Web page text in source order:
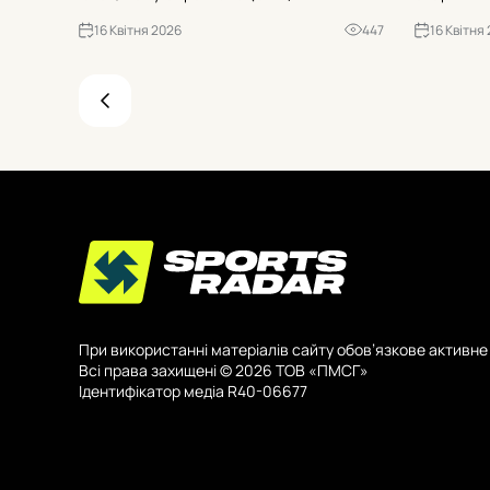
старт і що на кону для U-20 ЧС-2027? Усі
16 Квітня 2026 447 16
При використанні матеріалів сайту обов’язкове
Всі права захищені © 2026 ТОВ «ПМСГ»
Ідентифікатор медіа R40-06677